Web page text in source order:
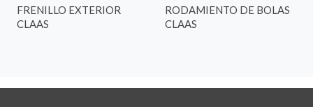
FRENILLO EXTERIOR
CLAAS
RODAMIENTO DE BOLAS
CLAAS